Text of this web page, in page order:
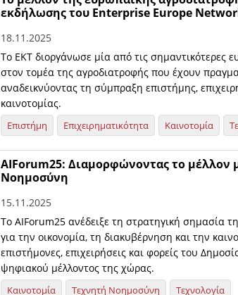
εκδήλωσης του Enterprise Europe
18.11.2025
Το ΕΚΤ διοργάνωσε μία από τις σημαντικότερες
στον τομέα της αγροδιατροφής που έχουν
αναδεικνύοντας τη σύμπραξη επιστήμης,
καινοτομίας.
Επιστήμη Επιχειρηματικότητα Καινοτομία
ΑΙForum25: Διαμορφώνοντας το μέλλον
Νοημοσύνη
15.11.2025
Το AIForum25 ανέδειξε τη στρατηγική σημασία
για την οικονομία, τη διακυβέρνηση και την
επιστήμονες, επιχειρήσεις και φορείς του
ψηφιακού μέλλοντος της χώρας.
Καινοτομία Τεχνητή Νοημοσύνη
Τεχνολογία